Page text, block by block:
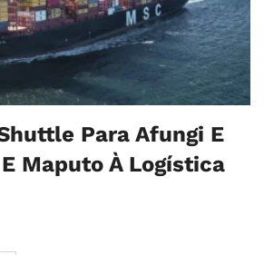
Para Afungi E
Maputo À Logística